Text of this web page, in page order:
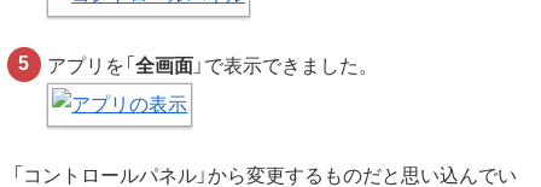
アプリを「全画面 」で表示できました。
「コントロールパネル」から変更するものだと思い込んでい